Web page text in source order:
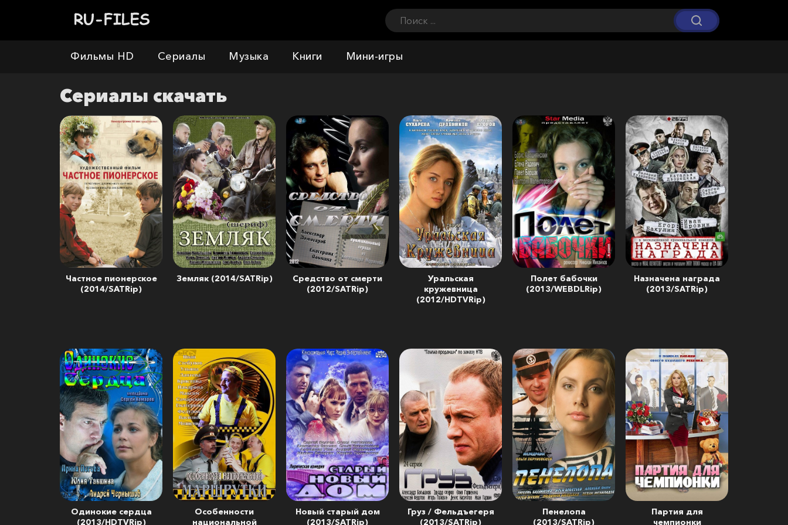
Фильмы HD Сериалы Музыка Книги Мини-игры
Сериалы скачать
Частное пионерское
(2014/SATRip)
Земляк (2014/SATRip)
Средство от смерти
(2012/SATRip)
Уральская
кружевница
(2012/HDTVRip)
Полет бабочки
(2013/WEBDLRip)
Назначена награда
(2013/SATRip)
Одинокие сердца
(2013/HDTVRip)
Особенности
национальной
Новый старый дом
(2013/SATRip)
Груз / Фельдъегеря
(2013/SATRip)
Пенелопа
(2013/SATRip)
Партия для
чемпионки